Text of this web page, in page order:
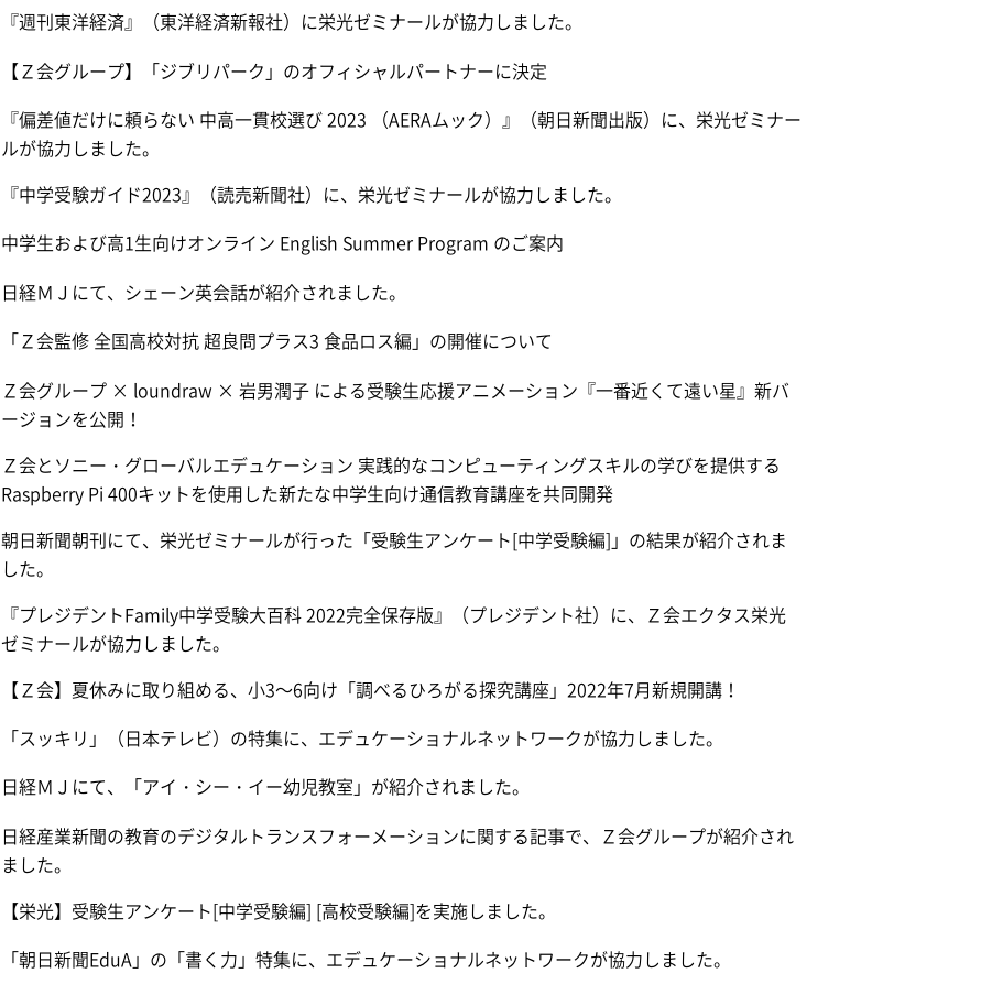
『週刊東洋経済』（東洋経済新報社）に栄光ゼミナールが協力しました。
【Ｚ会グループ】「ジブリパーク」のオフィシャルパートナーに決定
『偏差値だけに頼らない 中高一貫校選び 2023 （AERAムック）』（朝日新聞出版）に、栄光ゼミナー
ルが協力しました。
『中学受験ガイド2023』（読売新聞社）に、栄光ゼミナールが協力しました。
中学生および高1生向けオンライン English Summer Program のご案内
日経ＭＪにて、シェーン英会話が紹介されました。
「Ｚ会監修 全国高校対抗 超良問プラス3 食品ロス編」の開催について
Ｚ会グループ × loundraw × 岩男潤子 による受験生応援アニメーション『一番近くて遠い星』新バ
ージョンを公開！
Ｚ会とソニー・グローバルエデュケーション 実践的なコンピューティングスキルの学びを提供する
Raspberry Pi 400キットを使用した新たな中学生向け通信教育講座を共同開発
朝日新聞朝刊にて、栄光ゼミナールが行った「受験生アンケート[中学受験編]」の結果が紹介されま
した。
『プレジデントFamily中学受験大百科 2022完全保存版』（プレジデント社）に、Ｚ会エクタス栄光
ゼミナールが協力しました。
【Ｚ会】夏休みに取り組める、小3～6向け「調べるひろがる探究講座」2022年7月新規開講！
「スッキリ」（日本テレビ）の特集に、エデュケーショナルネットワークが協力しました。
日経ＭＪにて、「アイ・シー・イー幼児教室」が紹介されました。
日経産業新聞の教育のデジタルトランスフォーメーションに関する記事で、Ｚ会グループが紹介され
ました。
【栄光】受験生アンケート[中学受験編] [高校受験編]を実施しました。
「朝日新聞EduA」の「書く力」特集に、エデュケーショナルネットワークが協力しました。